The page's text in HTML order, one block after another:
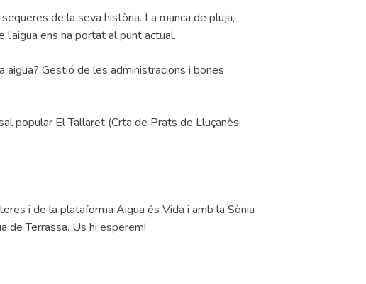
de la seva història. La manca de pluja,
ens ha portat al punt actual.
Gestió de les administracions i bones
popular El Tallaret (Crta de Prats de Lluçanès,
i de la plataforma Aigua és Vida i amb la Sònia
de Terrassa. Us hi esperem!